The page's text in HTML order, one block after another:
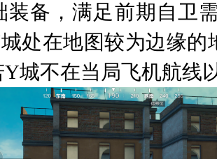
装备，满足前期自卫
处在地图较为边缘
城不在当局飞机航线